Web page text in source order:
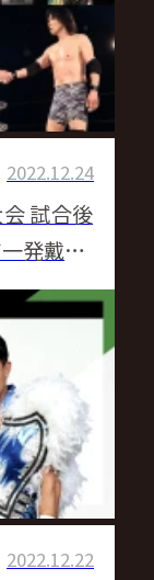
2022.12.24
試合後
発戴冠!
2022.12.22